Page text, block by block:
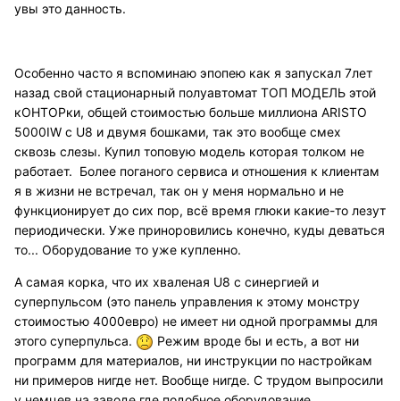
увы это данность.
Особенно часто я вспоминаю эпопею как я запускал 7лет
назад свой стационарный полуавтомат ТОП МОДЕЛЬ этой
кОНТОРки, общей стоимостью больше миллиона ARISTO
5000IW c U8 и двумя бошками, так это вообще смех
сквозь слезы. Купил топовую модель которая толком не
работает. Более поганого сервиса и отношения к клиентам
я в жизни не встречал, так он у меня нормально и не
функционирует до сих пор, всё время глюки какие-то лезут
периодически. Уже приноровились конечно, куды деваться
то... Оборудование то уже купленно.
А самая корка, что их хваленая U8 с синергией и
суперпульсом (это панель управления к этому монстру
стоимостью 4000евро) не имеет ни одной программы для
этого суперпульса.
Режим вроде бы и есть, а вот ни
программ для материалов, ни инструкции по настройкам
ни примеров нигде нет. Вообще нигде. С трудом выпросили